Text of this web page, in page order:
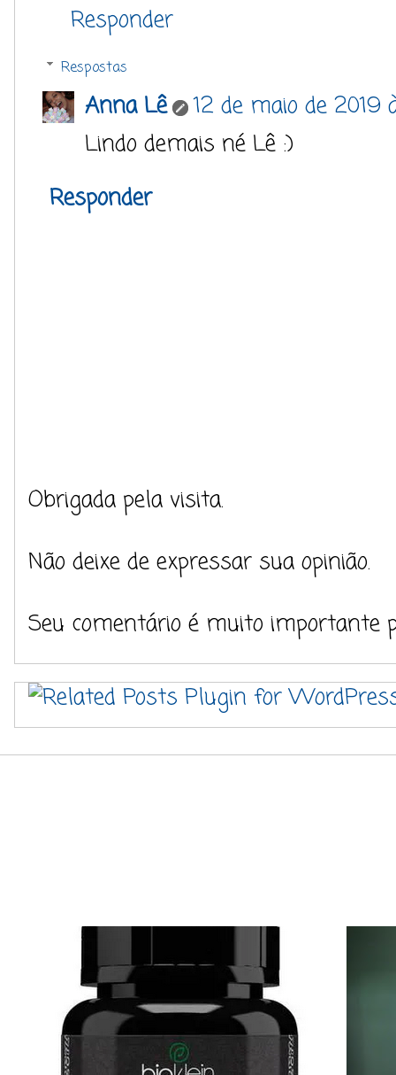
Responder
Respostas
Anna Lê
12 de maio de 2019
Lindo demais né Lê :)
Responder
Obrigada pela visita.
Não deixe de expressar sua opinião.
Seu comentário é muito importante